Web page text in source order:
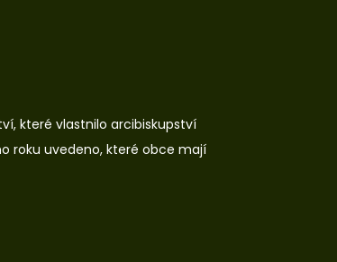
které vlastnilo arcibiskupství
roku uvedeno, které obce mají